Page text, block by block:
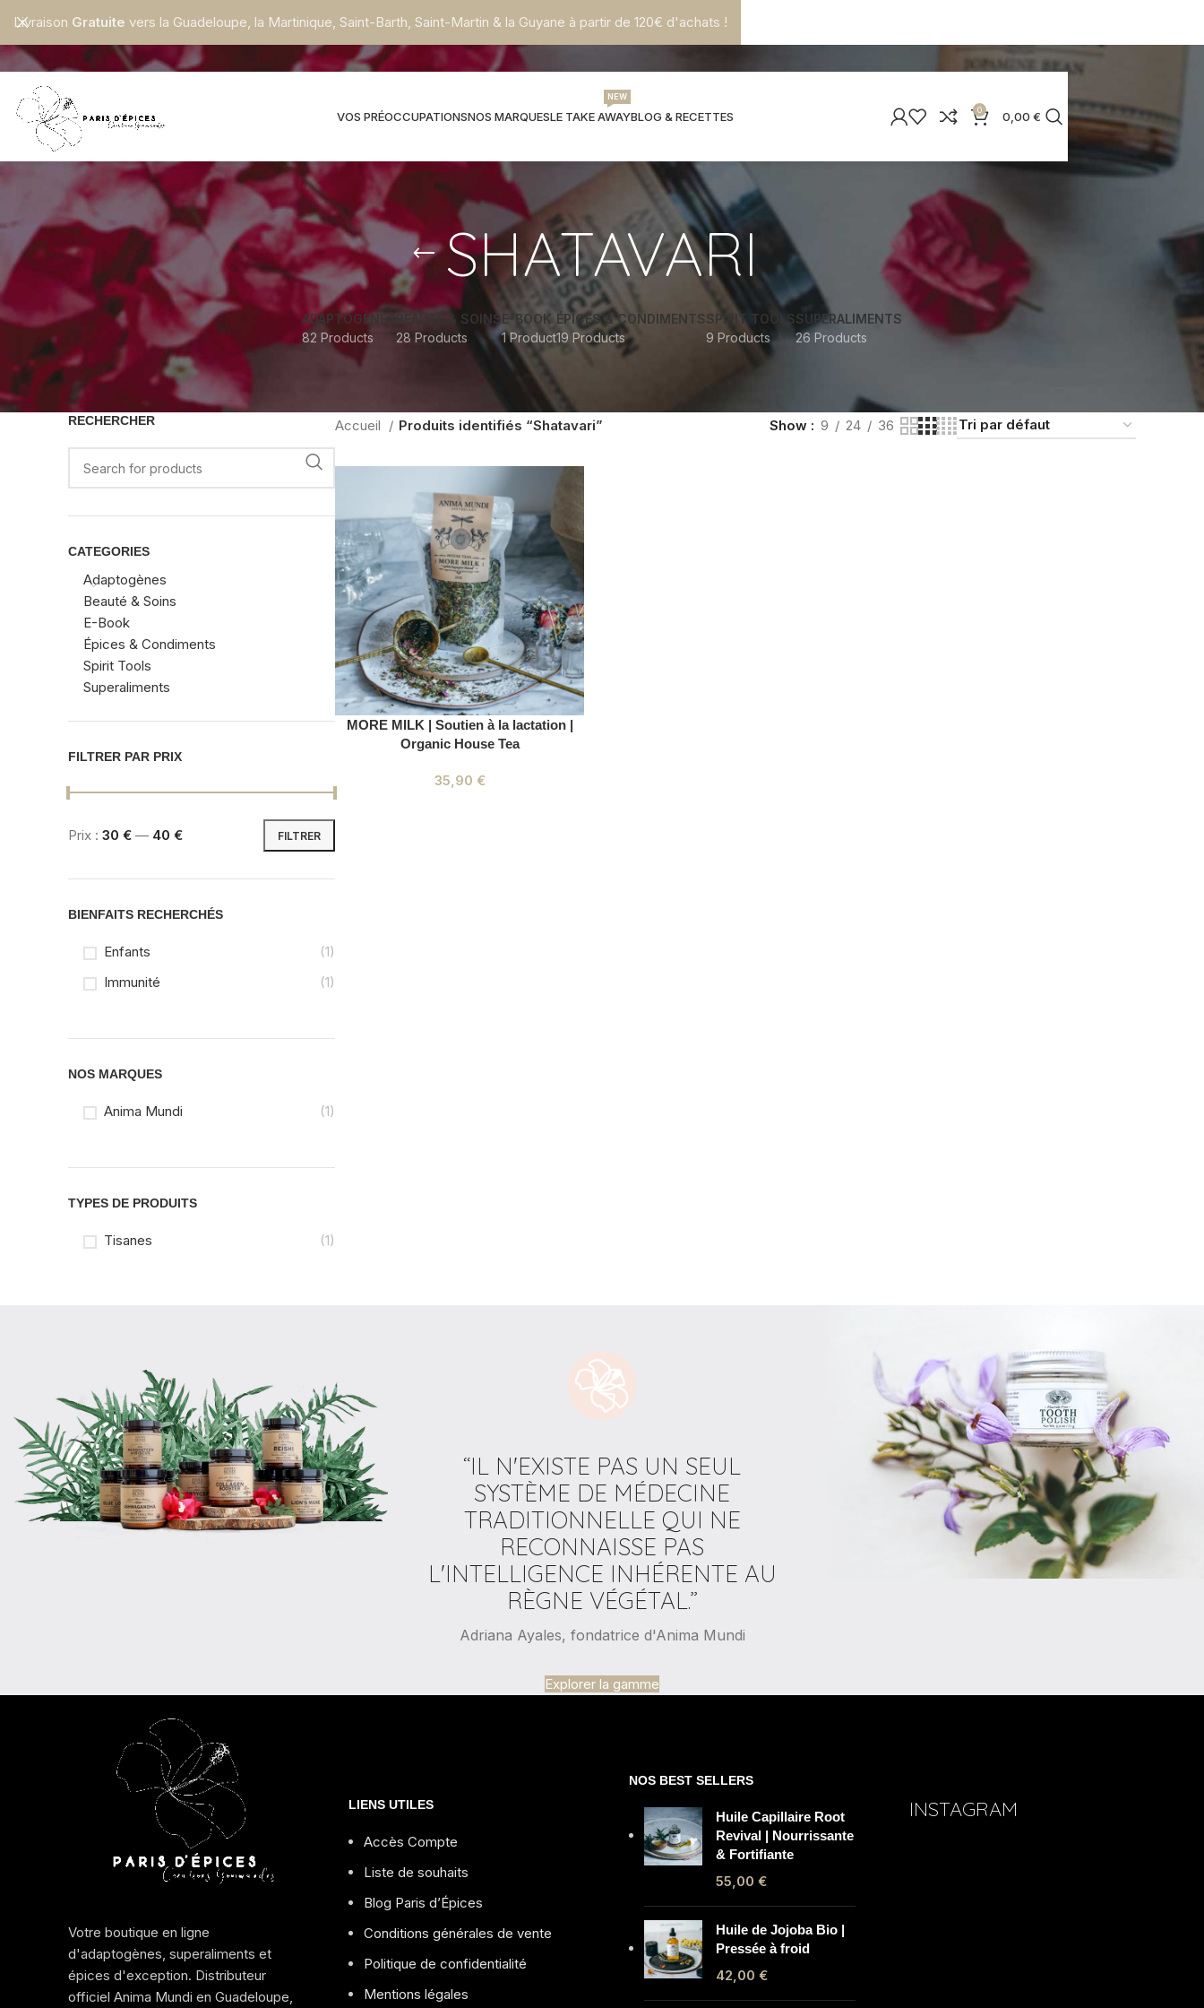
VOS PRÉOCCUPATIONSNOS MARQUESLE TAKE AWAY
NEW
BLOG & RECETTES 0 0,00 €
SHATAVARI
ADAPTOGÈNES
82 Products
BEAUTÉ & SOINS
28 Products
E-BOOK
1 Product
ÉPICES & CONDIMENTS
19 Products
SPIRIT TOOLS
9 Products
SUPERALIMENTS
26 Products
RECHERCHER
CATEGORIES
Adaptogènes
Beauté & Soins
E-Book
Épices & Condiments
Spirit Tools
Superaliments
FILTRER PAR PRIX
Prix
Prix
FILTRER
Prix : 30 € — 40 €
BIENFAITS RECHERCHÉS
Enfants
(1)
Immunité
(1)
NOS MARQUES
Anima Mundi (1)
TYPES DE PRODUITS
Tisanes (1)
Accueil Produits identifiés “Shatavari” Show 9 24 36
MORE MILK | Soutien à la lactation |
Organic House Tea
35,90 €
“IL N'EXISTE PAS UN SEUL
SYSTÈME DE MÉDECINE
TRADITIONNELLE QUI NE
RECONNAISSE PAS
L'INTELLIGENCE INHÉRENTE AU
RÈGNE VÉGÉTAL.”
Adriana Ayales, fondatrice d'Anima Mundi
Explorer la gamme
Votre boutique en ligne
d'adaptogènes, superaliments et
épices d'exception. Distributeur
officiel Anima Mundi en Guadeloupe,
LIENS UTILES
Accès Compte
Liste de souhaits
Blog Paris d’Épices
Conditions générales de vente
Politique de confidentialité
Mentions légales
NOS BEST SELLERS
Huile Capillaire Root
Revival | Nourrissante
& Fortifiante
55,00 €
Huile de Jojoba Bio |
Pressée à froid
42,00 €
INSTAGRAM
Livraison Gratuite vers la Guadeloupe, la Martinique, Saint-Barth, Saint-Martin & la Guyane à partir de 120€ d'achats !